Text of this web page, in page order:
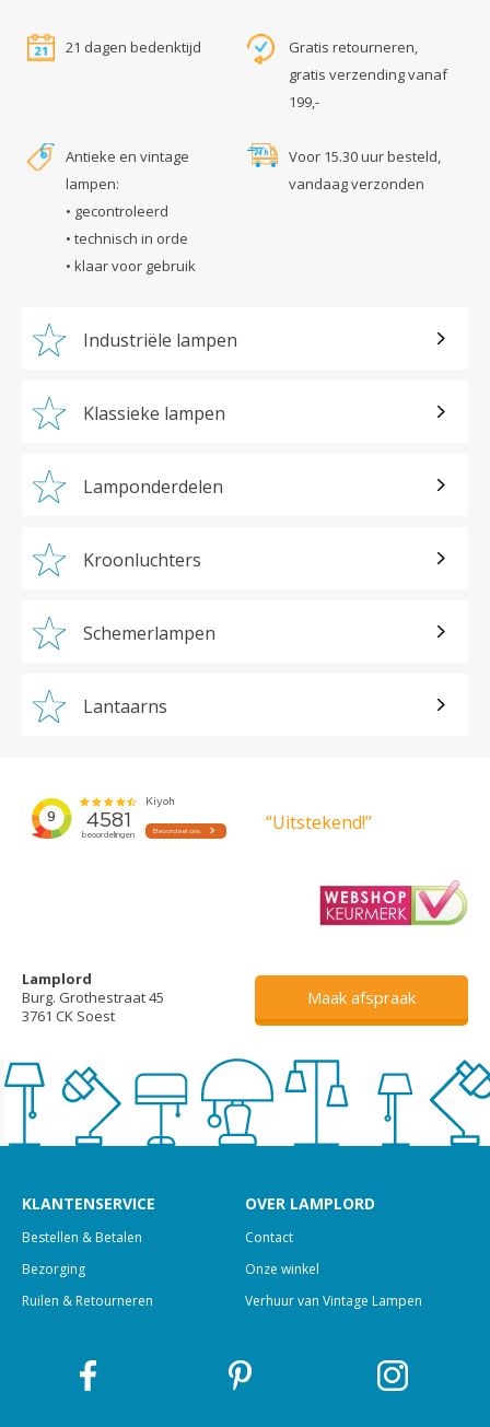
21 dagen bedenktijd
Gratis retourneren,
gratis verzending vanaf
199,-
Antieke en vintage
lampen:
• gecontroleerd
• technisch in orde
• klaar voor gebruik
Voor 15.30 uur besteld,
vandaag verzonden
Industriële lampen
Klassieke lampen
Lamponderdelen
Kroonluchters
Schemerlampen
Lantaarns
“Uitstekend!”
Lamplord
Burg. Grothestraat 45
3761 CK Soest
Maak afspraak
KLANTENSERVICE
Bestellen & Betalen
Bezorging
Ruilen & Retourneren
OVER LAMPLORD
Contact
Onze winkel
Verhuur van Vintage Lampen